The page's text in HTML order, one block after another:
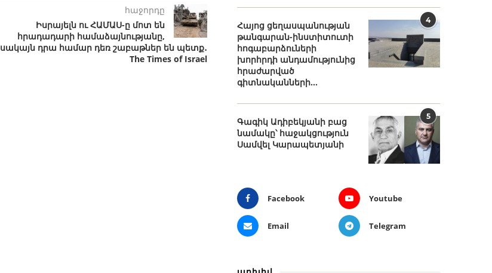
հաջորդը
Իսրայելն ու ՀԱՄԱՍ-ը մոտ են
հրադադարի համաձայնությանը,
սակայն դրա համար դեռ շաբաթներ են պետք․
The Times of Israel
4
Հայոց ցեղասպանության
թանգարան-ինստիտուտի
հոգաբարձուների
խորհրդի անդամությունից
հրաժարված
գիտնականների...
5
Գագիկ Ադիբեկյանի բաց
նամակը՝ հաջակցություն
Սամվել Կարապետյանի
Facebook Youtube
Email Telegram